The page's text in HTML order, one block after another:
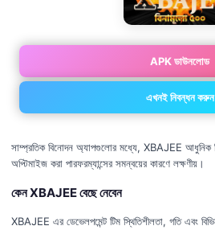
APK ডাউনলোড
এখনই নিবন্ধন করুন
সাম্প্রতিক বিনোদন অ্যাপগুলোর মধ্যে, XBAJEE আধুনিক
অপ্টিমাইজ করা পারফরম্যান্সের সমন্বয়ের কারণে লক্ষণীয়।
কেন XBAJEE বেছে নেবেন
XBAJEE এর ডেভেলপমেন্ট টিম স্থিতিশীলতা, গতি এবং